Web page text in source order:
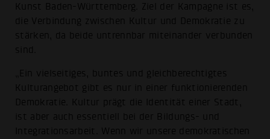
Kunst Baden-Württemberg. Ziel der Kampagne ist es,
die Verbindung zwischen Kultur und Demokratie zu
stärken, da beide untrennbar miteinander verbunden
sind.
„Ein vielseitiges, buntes und gleichberechtigtes
Kulturangebot gibt es nur in einer funktionierenden
Demokratie. Kultur prägt die Identität einer Stadt,
ist aber auch essentiell bei der Bildungs- und
Integrationsarbeit. Wenn wir unsere demokratischen